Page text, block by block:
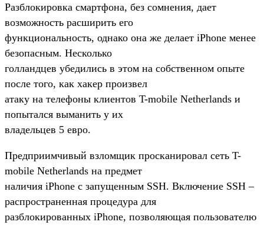
Разблокировка смартфона, без сомнения, дает
возможность расширить его
функциональность, однако она же делает iPhone менее
безопасным. Несколько
голландцев убедились в этом на собственном опыте
после того, как хакер произвел
атаку на телефоны клиентов T-mobile Netherlands и
попытался выманить у их
владельцев 5 евро.
Предприимчивый взломщик просканировал сеть T-
mobile Netherlands на предмет
наличия iPhone с запущенным SSH. Включение SSH –
распространенная процедура для
разблокированных iPhone, позволяющая пользователю